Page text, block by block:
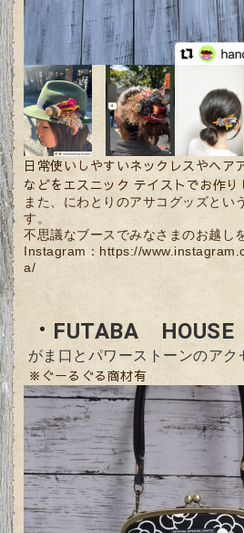
日常使いしやすいネックレスやヘア
などをエスニック テイストでお作り
また、にわとりのアサコグッズとい
す。
不思議なブースでみなさまのお越し
Instagram： https://
a/
・ FUTABA HOUSE
がま口とパワーストーンのアク
※ぐーるぐる商材有